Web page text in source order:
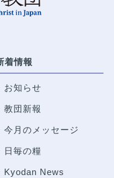
着情報
お知らせ
教団新報
今月のメッセージ
日毎の糧
Kyodan News